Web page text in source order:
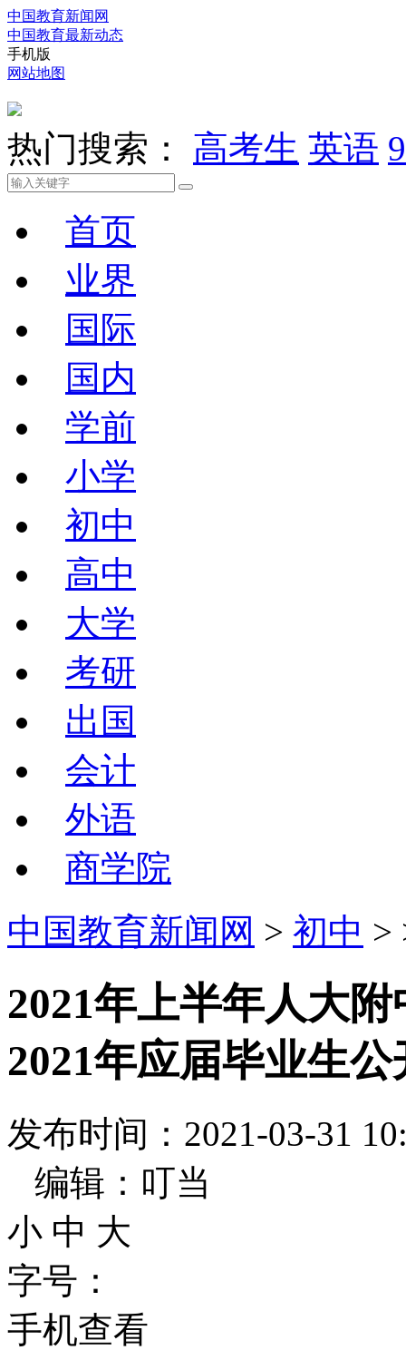
中国教育新闻网
中国教育最新动态
手机版
网站地图
热门搜索： 高考生 英语
首页
业界
国际
国内
学前
小学
初中
高中
大学
考研
出国
会计
外语
商学院
中国教育新闻网 > 初中 >
2021年上半年人大
2021年应届毕业生
发布时间：2021-03-31
编辑：叮当
小 中 大
字号：
手机查看